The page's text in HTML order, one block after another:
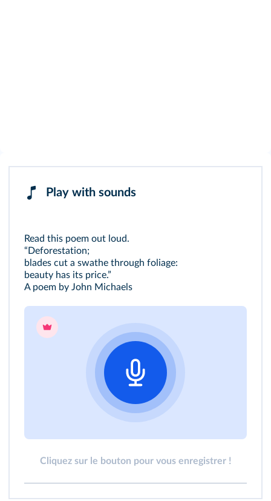
Play with sounds
Read this poem out loud.
“Deforestation;
blades cut a swathe through foliage:
beauty has its price.”
A poem by John Michaels
Cliquez sur le bouton pour vous enregistrer !